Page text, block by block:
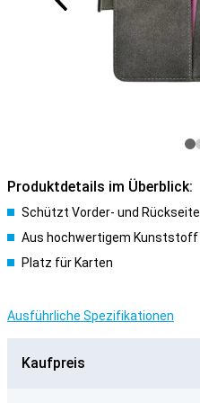
Produktdetails im Überblick:
Schützt Vorder- und Rückseite
Aus hochwertigem Kunststoff
Platz für Karten
Ausführliche Spezifikationen
Kaufpreis